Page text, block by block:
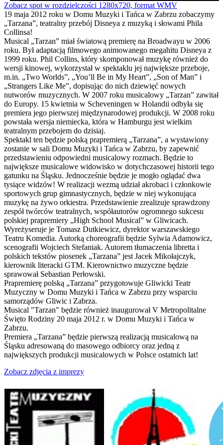
Zobacz spot w rozdzielczości 1280x720, format WMV
19 maja 2012 roku w Domu Muzyki i Tańca w Zabrzu zobaczymy
„Tarzana”, teatralny przebój Disneya z muzyką i słowami Phila
Collinsa!
Musical „Tarzan” miał światową premierę na Broadwayu w 2006
roku. Był adaptacją filmowego animowanego megahitu Disneya z
1999 roku. Phil Collins, który skomponował muzykę również do
wersji kinowej, wykorzystał w spektaklu jej największe przeboje,
m.in. „Two Worlds”, „You’ll Be in My Heart”, „Son of Man” i
„Strangers Like Me”, dopisując do nich dziewięć nowych
nutworów muzycznych. W 2007 roku musicalowy „Tarzan” zawitał
do Europy. 15 kwietnia w Scheveningen w Holandii odbyła się
premiera jego pierwszej międzynarodowej produkcji. W 2008 roku
powstała wersja niemiecka, która w Hamburgu jest wielkim
teatralnym przebojem do dzisiaj.
Spektakl ten będzie polską prapremierą „Tarzana”, a wystawiony
zostanie w sali Domu Muzyki i Tańca w Zabrzu, by zapewnić
przedstawieniu odpowiedni musicalowy rozmach. Będzie to
największe musicalowe widowisko w dotychczasowej historii tego
gatunku na Śląsku. Jednocześnie będzie je mogło oglądać dwa
tysiące widzów! W realizacji wezmą udział akrobaci i członkowie
sportowych grup gimnastycznych, będzie w niej wykonująca
muzykę na żywo orkiestra. Przedstawienie zrealizuje sprawdzony
zespół twórców teatralnych, współautorów ogromnego sukcesu
polskiej prapremiery „High School Musical” w Gliwicach.
Wyreżyseruje je Tomasz Dutkiewicz, dyrektor warszawskiego
Teatru Komedia. Autorką choreografii będzie Sylwia Adamowicz,
scenografii Wojciech Stefaniak. Autorem tłumaczenia libretta i
polskich tekstów piosenek „Tarzana” jest Jacek Mikołajczyk,
kierownik literacki GTM. Kierownictwo muzyczne będzie
sprawował Sebastian Perłowski.
Prapremierę polską „Tarzana” przygotowuje Gliwicki Teatr
Muzyczny w Domu Muzyki i Tańca w Zabrzu przy wsparciu
samorządów Gliwic i Zabrza.
Musical "Tarzan" będzie również inaugurował V Metropolitalne
Święto Rodziny 20 maja 2012 r. w Domu Muzyki i Tańca w
Zabrzu.
Premiera „Tarzana” będzie pierwszą realizacją musicalową na
Śląsku adresowaną do masowego odbiorcy oraz jedną z
największych produkcji musicalowych w Polsce ostatnich lat!
Zobacz zdjęcia z imprezy